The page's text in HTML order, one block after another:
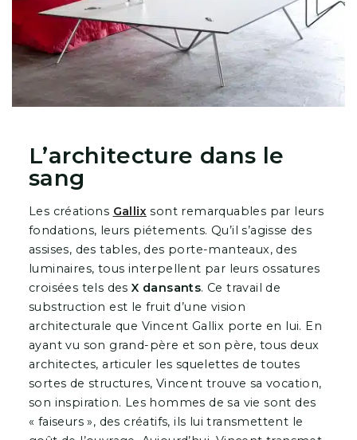
L’architecture dans le
sang
Les créations Gallix sont remarquables par leurs
fondations, leurs piétements. Qu’il s’agisse des
assises, des tables, des porte-manteaux, des
luminaires, tous interpellent par leurs ossatures
croisées tels desX dansants. Ce travail de
substruction est le fruit d’une vision
architecturale que Vincent Gallix porte en lui. En
ayant vu son grand-père et son père, tous deux
architectes, articuler les squelettes de toutes
sortes de structures, Vincent trouve sa vocation,
son inspiration. Les hommes de sa vie sont des
« faiseurs », des créatifs, ils lui transmettent le